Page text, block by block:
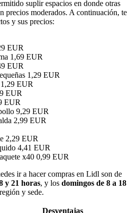
suplir espacios en donde otras
precios moderados. A continuación, te
y sus precios:
EUR
1,69 EUR
EUR
1,29 EUR
EUR
EUR
EUR
9,29 EUR
2,99 EUR
2,29 EUR
4,41 EUR
x40 0,99 EUR
ir a hacer compras en Lidl son de
y 21 horas, y los domingos de 8 a 18
y sede.
Desventajas